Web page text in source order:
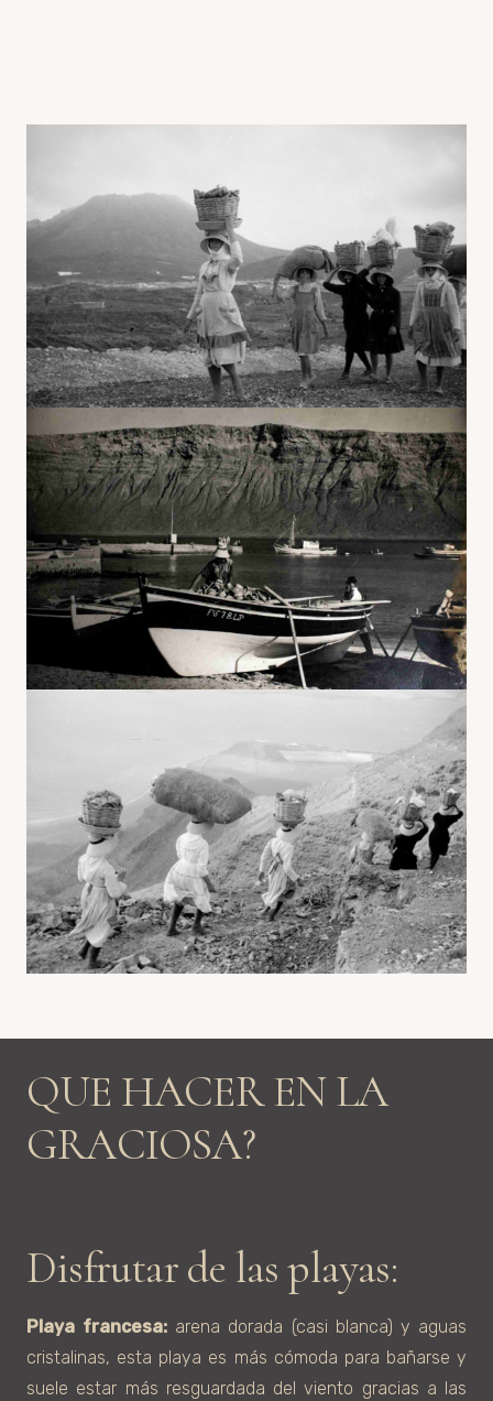
QUE HACER EN LA
GRACIOSA?
Disfrutar de las playas:
Playa francesa: arena dorada (casi blanca) y aguas
cristalinas, esta playa es más cómoda para bañarse y
suele estar más resguardada del viento gracias a las